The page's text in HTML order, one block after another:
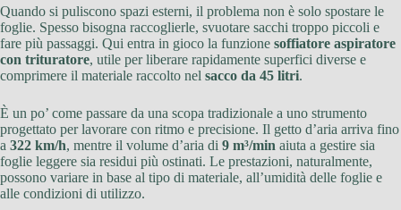
Quando si puliscono spazi esterni, il problema non è solo spostare le
foglie. Spesso bisogna raccoglierle, svuotare sacchi troppo piccoli e
fare più passaggi. Qui entra in gioco la funzione soffiatore aspiratore
con trituratore, utile per liberare rapidamente superfici diverse e
comprimere il materiale raccolto nel sacco da 45 litri.
È un po’ come passare da una scopa tradizionale a uno strumento
progettato per lavorare con ritmo e precisione. Il getto d’aria arriva fino
a 322 km/h, mentre il volume d’aria di 9 m³/min aiuta a gestire sia
foglie leggere sia residui più ostinati. Le prestazioni, naturalmente,
possono variare in base al tipo di materiale, all’umidità delle foglie e
alle condizioni di utilizzo.